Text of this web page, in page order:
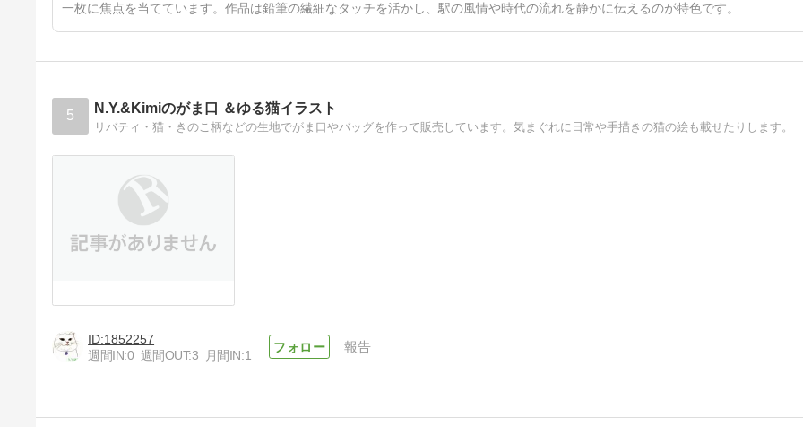
一枚に焦点を当てています。作品は鉛筆の繊細なタッチを活かし、駅の風情や時代の流れを静かに伝えるのが特色です。
5 N.Y.&Kimiのがま口 ＆ゆる猫イラスト
リバティ・猫・きのこ柄などの生地でがま口やバッグを作って販売しています。気まぐれに日常や手描きの猫の絵も載せたりします。
1852257
週間IN:0 週間OUT:3 月間IN:1
報告